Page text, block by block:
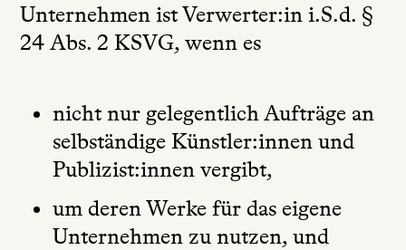
Unternehmen ist Verwerter:in i.S.d. §
24 Abs. 2 KSVG, wenn es
nicht nur gelegentlich Aufträge an
selbständige Künstler:innen und
Publizist:innen vergibt,
um deren Werke für das eigene
Unternehmen zu nutzen, und